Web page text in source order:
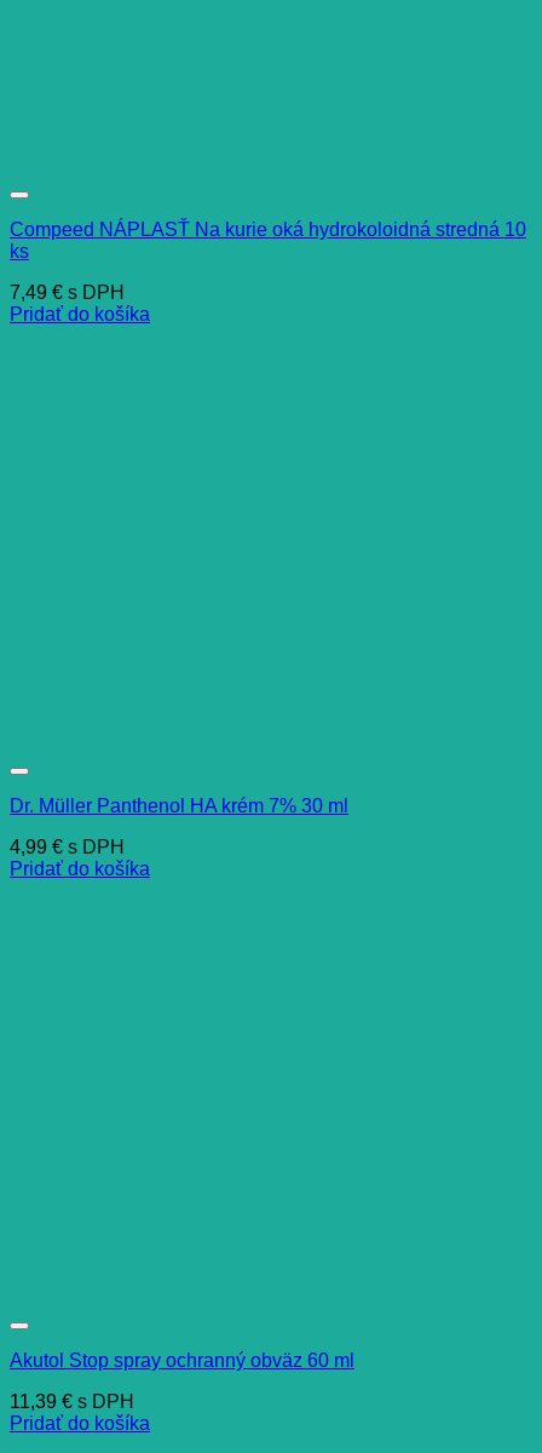
Compeed NÁPLASŤ Na kurie oká hydrokoloidná stredná 10
ks
7,49 € s DPH
Pridať do košíka
Dr. Müller Panthenol HA krém 7% 30 ml
4,99 € s DPH
Pridať do košíka
Akutol Stop spray ochranný obväz 60 ml
11,39 € s DPH
Pridať do košíka